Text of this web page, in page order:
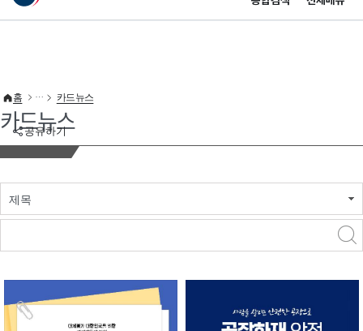
이 누리집은 대한민국 공식 전자정부 누리집입니다.
공유하기
홈 카드뉴스
카드뉴스
제목